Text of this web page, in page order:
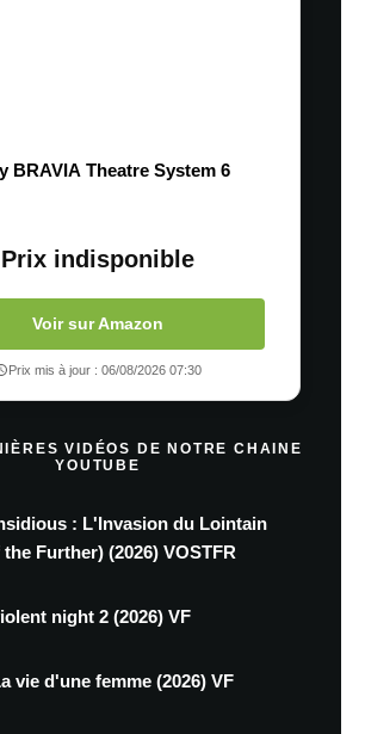
BRAVIA Theatre System 6
Prix indisponible
Voir sur Amazon
Prix mis à jour : 06/08/2026 07:30
VIDÉOS DE NOTRE CHAINE
YOUTUBE
: L'Invasion du Lointain
Further) (2026) VOSTFR
night 2 (2026) VF
vie d'une femme (2026) VF